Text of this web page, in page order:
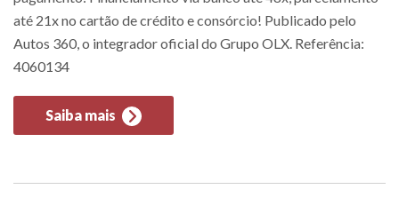
até 21x no cartão de crédito e consórcio! Publicado pelo
Autos 360, o integrador oficial do Grupo OLX. Referência:
4060134
Saiba mais